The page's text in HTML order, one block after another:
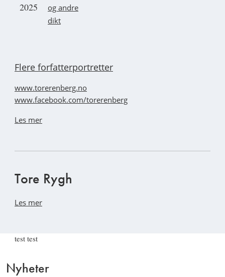
2025
og andre
dikt
Flere forfatterportretter
www.torerenberg.no
www.facebook.com/torerenberg
Les mer
Tore Rygh
Les mer
test test
Nyheter